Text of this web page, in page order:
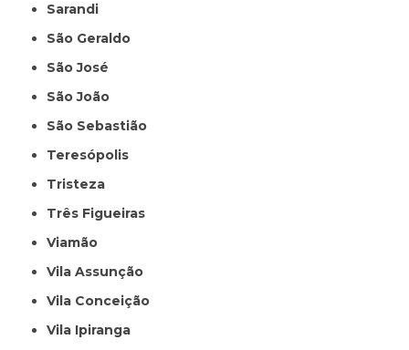
Sarandi
São Geraldo
São José
São João
São Sebastião
Teresópolis
Tristeza
Três Figueiras
Viamão
Vila Assunção
Vila Conceição
Vila Ipiranga